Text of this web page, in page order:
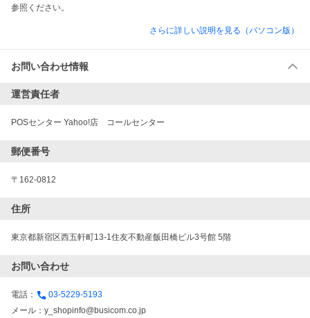
参照ください。
さらに詳しい説明を見る（パソコン版）
お問い合わせ情報
運営責任者
POSセンター Yahoo!店　コールセンター
郵便番号
〒162-0812
住所
東京都新宿区西五軒町13-1住友不動産飯田橋ビル3号館 5階
お問い合わせ
電話：
03-5229-5193
メール： y_shopinfo@busicom.co.jp